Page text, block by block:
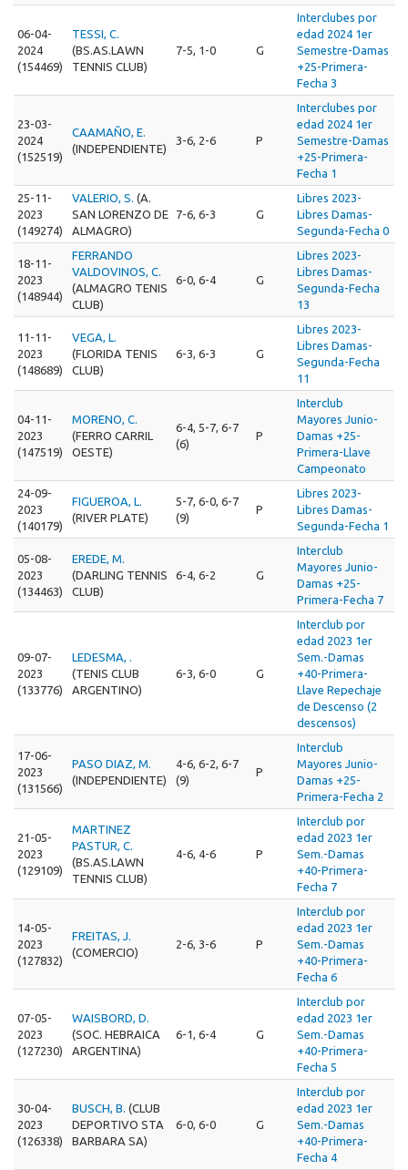
06-04-
2024
(154469)
TESSI, C.
(BS.AS.LAWN
TENNIS CLUB)
7-5, 1-0 G
Interclubes por
edad 2024 1er
Semestre-Damas
+25-Primera-
Fecha 3
23-03-
2024
(152519)
CAAMAÑO, E.
(INDEPENDIENTE)
3-6, 2-6 P
Interclubes por
edad 2024 1er
Semestre-Damas
+25-Primera-
Fecha 1
25-11-
2023
(149274)
VALERIO, S. (A.
SAN LORENZO DE
ALMAGRO)
7-6, 6-3 G
Libres 2023-
Libres Damas-
Segunda-Fecha 0
18-11-
2023
(148944)
FERRANDO
VALDOVINOS, C.
(ALMAGRO TENIS
CLUB)
6-0, 6-4 G
Libres 2023-
Libres Damas-
Segunda-Fecha
13
11-11-
2023
(148689)
VEGA, L.
(FLORIDA TENIS
CLUB)
6-3, 6-3 G
Libres 2023-
Libres Damas-
Segunda-Fecha
11
04-11-
2023
(147519)
MORENO, C.
(FERRO CARRIL
OESTE)
6-4, 5-7, 6-7
(6)
P
Interclub
Mayores Junio-
Damas +25-
Primera-Llave
Campeonato
24-09-
2023
(140179)
FIGUEROA, L.
(RIVER PLATE)
5-7, 6-0, 6-7
(9)
P
Libres 2023-
Libres Damas-
Segunda-Fecha 1
05-08-
2023
(134463)
EREDE, M.
(DARLING TENNIS
CLUB)
6-4, 6-2 G
Interclub
Mayores Junio-
Damas +25-
Primera-Fecha 7
09-07-
2023
(133776)
LEDESMA, .
(TENIS CLUB
ARGENTINO)
6-3, 6-0 G
Interclub por
edad 2023 1er
Sem.-Damas
+40-Primera-
Llave Repechaje
de Descenso (2
descensos)
17-06-
2023
(131566)
PASO DIAZ, M.
(INDEPENDIENTE)
4-6, 6-2, 6-7
(9)
P
Interclub
Mayores Junio-
Damas +25-
Primera-Fecha 2
21-05-
2023
(129109)
MARTINEZ
PASTUR, C.
(BS.AS.LAWN
TENNIS CLUB)
4-6, 4-6 P
Interclub por
edad 2023 1er
Sem.-Damas
+40-Primera-
Fecha 7
14-05-
2023
(127832)
FREITAS, J.
(COMERCIO)
2-6, 3-6 P
Interclub por
edad 2023 1er
Sem.-Damas
+40-Primera-
Fecha 6
07-05-
2023
(127230)
WAISBORD, D.
(SOC. HEBRAICA
ARGENTINA)
6-1, 6-4 G
Interclub por
edad 2023 1er
Sem.-Damas
+40-Primera-
Fecha 5
30-04-
2023
(126338)
BUSCH, B. (CLUB
DEPORTIVO STA
BARBARA SA)
6-0, 6-0 G
Interclub por
edad 2023 1er
Sem.-Damas
+40-Primera-
Fecha 4